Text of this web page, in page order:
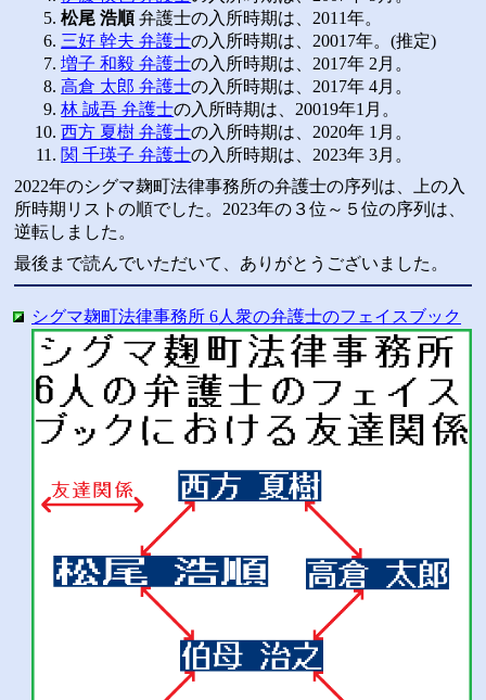
松尾 浩順 弁護士の入所時期は、2011年。
三好 幹夫 弁護士の入所時期は、20017年。(推定)
増子 和毅 弁護士の入所時期は、2017年 2月。
高倉 太郎 弁護士の入所時期は、2017年 4月。
林 誠吾 弁護士の入所時期は、20019年1月。
西方 夏樹 弁護士の入所時期は、2020年 1月。
関 千瑛子 弁護士の入所時期は、2023年 3月。
2022年のシグマ麹町法律事務所の弁護士の序列は、上の入
所時期リストの順でした。2023年の３位～５位の序列は、
逆転しました。
最後まで読んでいただいて、ありがとうございました。
シグマ麹町法律事務所 6人衆の弁護士のフェイスブック